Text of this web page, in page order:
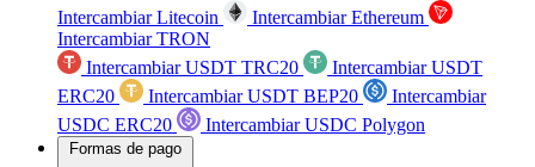
Intercambiar Litecoin
Intercambiar Ethereum
Intercambiar TRON
Intercambiar USDT TRC20
Intercambiar USDT
ERC20
Intercambiar USDT BEP20
Intercambiar
USDC ERC20
Intercambiar USDC Polygon
Formas de pago